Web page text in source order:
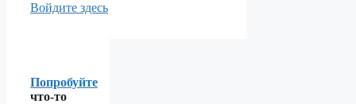
Войдите здесь
Попробуйте
что-то